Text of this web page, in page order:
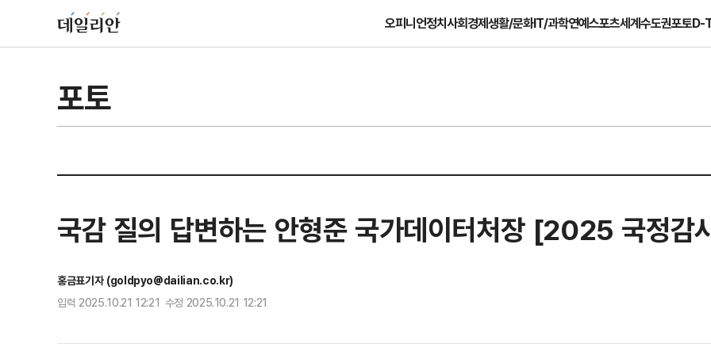
오피니언정치사회경제생활/문화IT/과학연예스포츠세계수도권포토D-
포토
국감 질의 답변하는 안형준 국가데이터처장 [2025 국정감
홍금표기자 (goldpyo@dailian.co.kr)
입력 2025.10.21 12:21 수정 2025.10.21 12:21